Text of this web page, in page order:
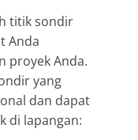
titik sondir
Anda
proyek Anda.
yang
dan dapat
di lapangan: